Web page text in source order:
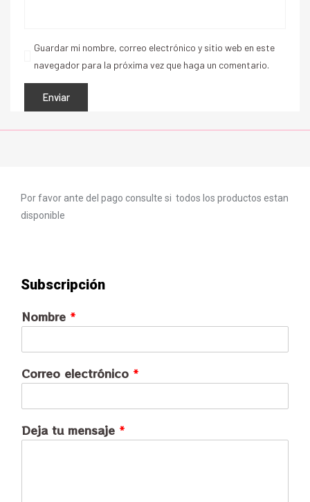
Guardar mi nombre, correo electrónico y sitio web en este
navegador para la próxima vez que haga un comentario.
Por favor ante del pago consulte si todos los productos estan
disponible
Subscripción
Nombre *
Correo electrónico *
Deja tu mensaje *